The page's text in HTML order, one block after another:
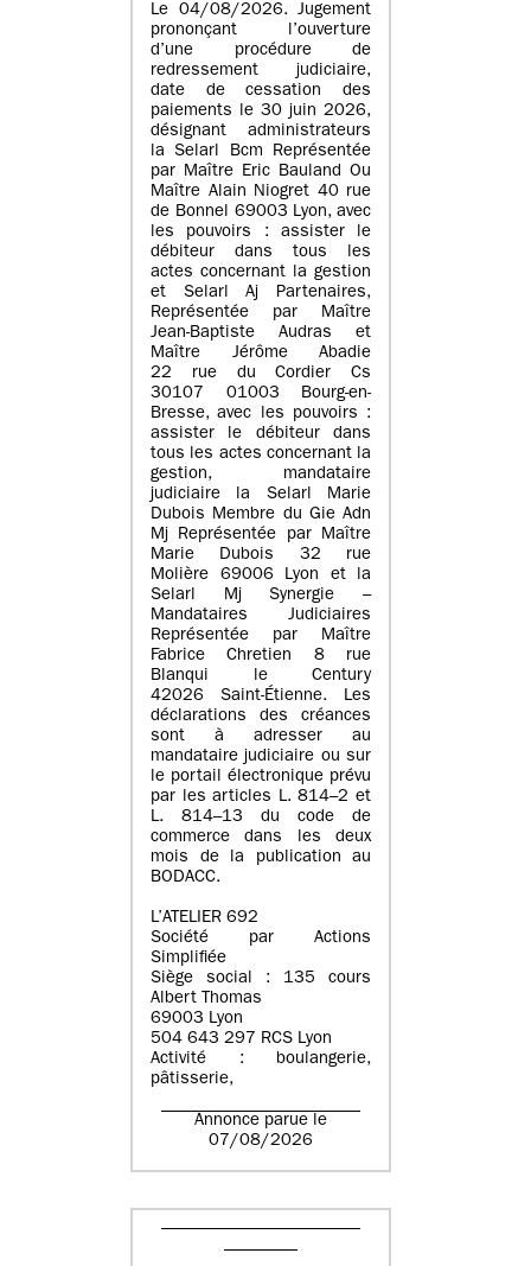
Le 04/08/2026. Jugement
prononçant l’ouverture
d’une procédure de
redressement judiciaire,
date de cessation des
paiements le 30 juin 2026,
désignant administrateurs
la Selarl Bcm Représentée
par Maître Eric Bauland Ou
Maître Alain Niogret 40 rue
de Bonnel 69003 Lyon, avec
les pouvoirs : assister le
débiteur dans tous les
actes concernant la gestion
et Selarl Aj Partenaires,
Représentée par Maître
Jean-Baptiste Audras et
Maître Jérôme Abadie
22 rue du Cordier Cs
30107 01003 Bourg-en-
Bresse, avec les pouvoirs :
assister le débiteur dans
tous les actes concernant la
gestion, mandataire
judiciaire la Selarl Marie
Dubois Membre du Gie Adn
Mj Représentée par Maître
Marie Dubois 32 rue
Molière 69006 Lyon et la
Selarl Mj Synergie –
Mandataires Judiciaires
Représentée par Maître
Fabrice Chretien 8 rue
Blanqui le Century
42026 Saint-Étienne. Les
déclarations des créances
sont à adresser au
mandataire judiciaire ou sur
le portail électronique prévu
par les articles L. 814–2 et
L. 814–13 du code de
commerce dans les deux
mois de la publication au
BODACC.
L’ATELIER 692
Société par Actions
Simplifiée
Siège social : 135 cours
Albert Thomas
69003 Lyon
504 643 297 RCS Lyon
Activité : boulangerie,
pâtisserie,
Annonce parue le
07/08/2026